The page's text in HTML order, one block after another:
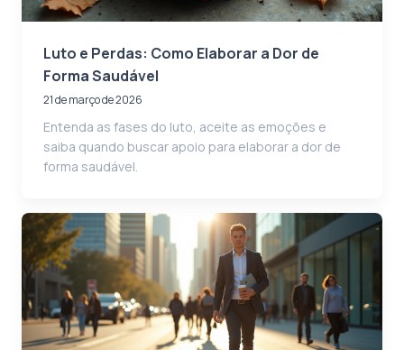
Luto e Perdas: Como Elaborar a Dor de
Forma Saudável
21 de março de 2026
Entenda as fases do luto, aceite as emoções e
saiba quando buscar apoio para elaborar a dor de
forma saudável.